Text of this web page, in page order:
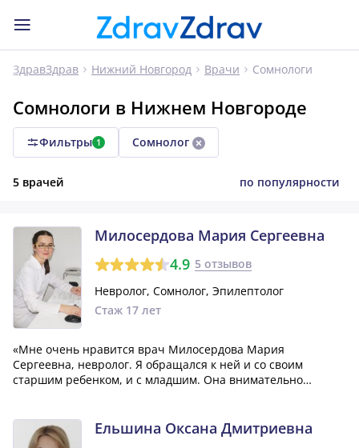
ЗдравЗдрав Нижний Новгород Врачи Сомнологи
Сомнологи в Нижнем Новгороде
Фильтры 1 Сомнолог
5 врачей по популярности
Милосердова Мария Сергеевна
4.9 5 отзывов
Невролог, Сомнолог, Эпилептолог
Стаж 17 лет
«Мне очень нравится врач Милосердова Мария
Сергеевна, невролог. Я обращался к ней и со своим
старшим ребенком, и с младшим. Она внимательно
также никогда не назначает лишних процедур и л...»
Ельшина Оксана Дмитриевна